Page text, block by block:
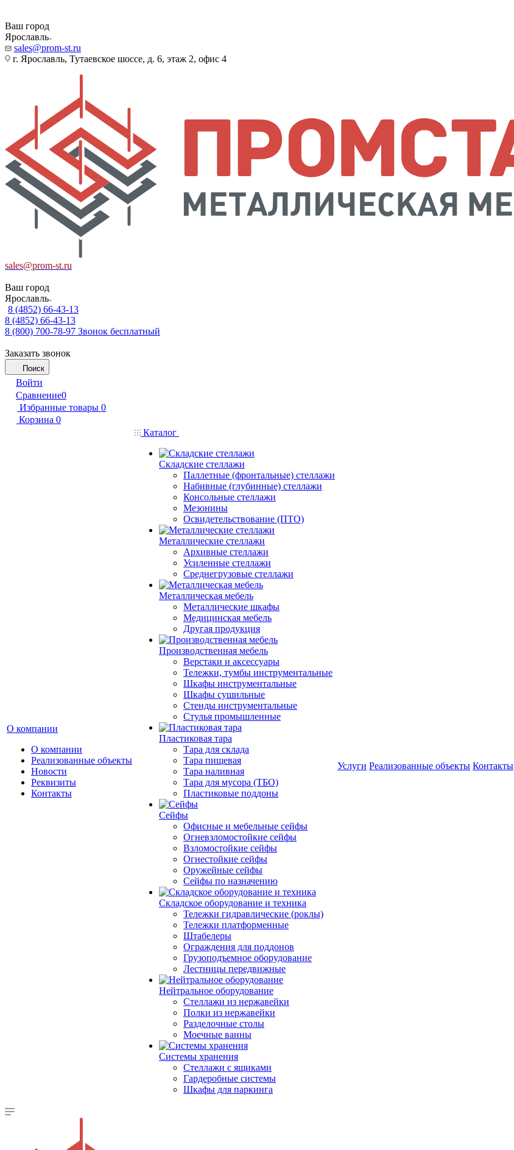
Ваш город
Ярославль
sales@prom-st.ru
г. Ярославль, Тутаевское шоссе, д. 6, этаж 2, офис 4
sales@prom-st.ru
Ваш город
Ярославль
8 (4852) 66-43-13
8 (4852) 66-43-13
8 (800) 700-78-97 Звонок бесплатный
Заказать звонок
Поиск
Войти
Сравнение0
Избранные товары 0
Корзина 0
О компании
О компании
Реализованные объекты
Новости
Реквизиты
Контакты
Каталог
Складские стеллажи
Паллетные (фронтальные) стеллажи
Набивные (глубинные) стеллажи
Консольные стеллажи
Мезонины
Освидетельствование (ПТО)
Металлические стеллажи
Архивные стеллажи
Усиленные стеллажи
Среднегрузовые стеллажи
Металлическая мебель
Металлические шкафы
Медицинская мебель
Другая продукция
Производственная мебель
Верстаки и аксессуары
Тележки, тумбы инструментальные
Шкафы инструментальные
Шкафы сушильные
Стенды инструментальные
Cтулья промышленные
Пластиковая тара
Тара для склада
Тара пищевая
Тара наливная
Тара для мусора (ТБО)
Пластиковые поддоны
Сейфы
Офисные и мебельные сейфы
Огневзломостойкие сейфы
Взломостойкие сейфы
Огнестойкие сейфы
Оружейные сейфы
Сейфы по назначению
Складское оборудование и техника
Тележки гидравлические (роклы)
Тележки платформенные
Штабелеры
Ограждения для поддонов
Грузоподъемное оборудование
Лестницы передвижные
Нейтральное оборудование
Стеллажи из нержавейки
Полки из нержавейки
Разделочные столы
Моечные ванны
Системы хранения
Стеллажи с ящиками
Гардеробные системы
Шкафы для паркинга
Услуги Реализованные объекты Контакты